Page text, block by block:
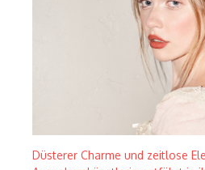
Düsterer Charme und zeitlose